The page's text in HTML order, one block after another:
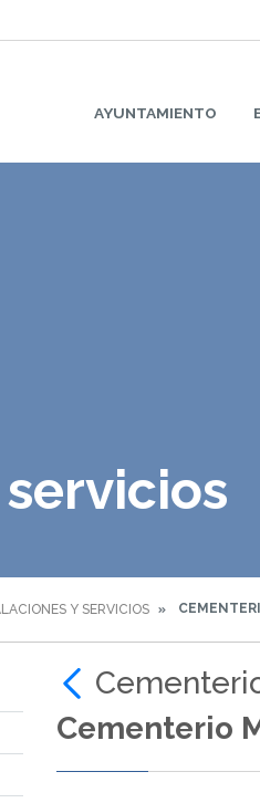
AYUNTAMIENTO
Y SERVICIOS
Cementerio